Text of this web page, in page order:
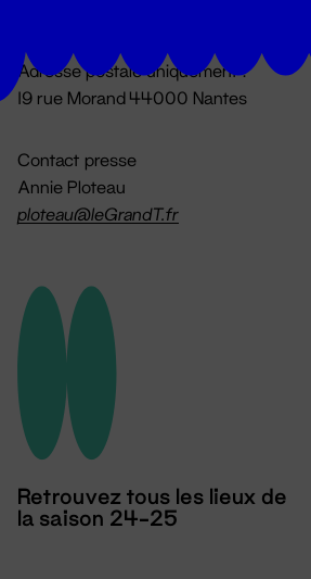
Adresse postale uniquement :
19 rue Morand 44000 Nantes
Contact presse
Annie Ploteau
ploteau@leGrandT.fr
Retrouvez tous les lieux de
la saison 24-25